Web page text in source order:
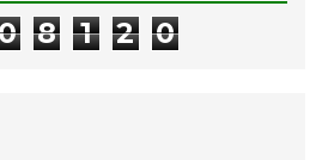
8 1 2 0